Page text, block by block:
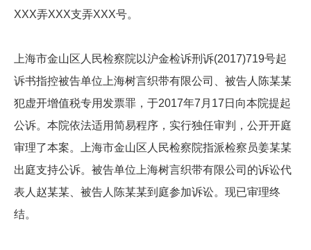
XXX弄XXX支弄XXX号。
上海市金山区人民检察院以沪金检诉刑诉(2017)719号起
诉书指控被告单位上海树言织带有限公司、被告人陈某某
犯虚开增值税专用发票罪，于2017年7月17日向本院提起
公诉。本院依法适用简易程序，实行独任审判，公开开庭
审理了本案。上海市金山区人民检察院指派检察员姜某某
出庭支持公诉。被告单位上海树言织带有限公司的诉讼代
表人赵某某、被告人陈某某到庭参加诉讼。现已审理终
结。